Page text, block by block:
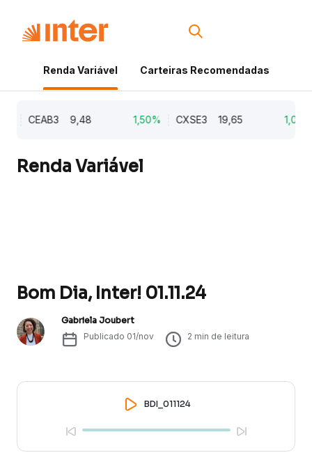
Renda Variável Carteiras Recomendadas
CEAB3 9,48 1,50% CXSE3 19,65 1,03%
Renda Variável
Bom Dia, Inter! 01.11.24
Gabriela Joubert
Publicado 01/nov 2 min de leitura
BDI_011124